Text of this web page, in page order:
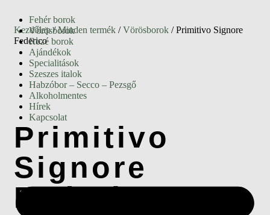
Fehér borok
Vörösborok
Rozé borok
Ajándékok
Specialitások
Szeszes italok
Habzóbor – Secco – Pezsgő
Alkoholmentes
Hírek
Kapcsolat
Kezdőlap/Minden termék /Vörösborok / Primitivo Signore
Federico
Primitivo
Signore
Federico